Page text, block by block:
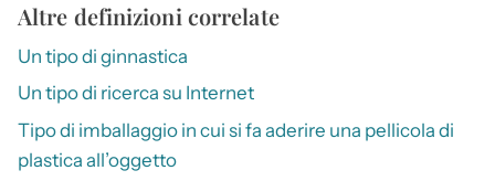
Altre definizioni correlate
Un tipo di ginnastica
Un tipo di ricerca su Internet
Tipo di imballaggio in cui si fa aderire una pellicola di
plastica all’oggetto